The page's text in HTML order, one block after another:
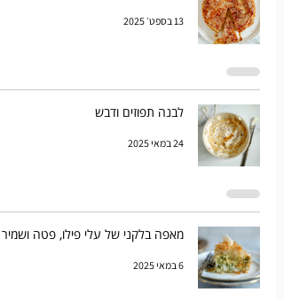
13 בספט׳ 2025
לבנה תפוזים ודבש
24 במאי 2025
מאפה בלקני של עלי פילו, פטה ושמיר
6 במאי 2025